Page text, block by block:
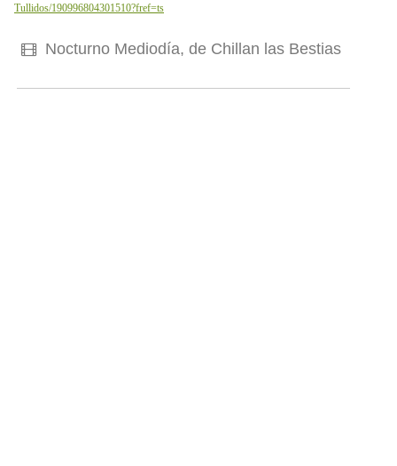
Tullidos/190996804301510?fref=ts
Nocturno Mediodía, de Chillan las Bestias